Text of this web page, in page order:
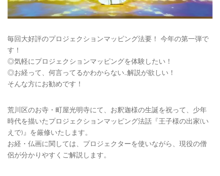
毎回大好評のプロジェクションマッピング法要！ 今年の第一弾で
す！
◎気軽にプロジェクションマッピングを体験したい！
◎お経って、何言ってるかわからない…解説が欲しい！
そんな方にお勧めです！
荒川区のお寺・町屋光明寺にて、お釈迦様の生誕を祝って、少年
時代を描いたプロジェクションマッピング法話『王子様の出家(い
えで)』を厳修いたします。
お経・仏画に関しては、プロジェクターを使いながら、現役の僧
侶が分かりやすくご解説します。